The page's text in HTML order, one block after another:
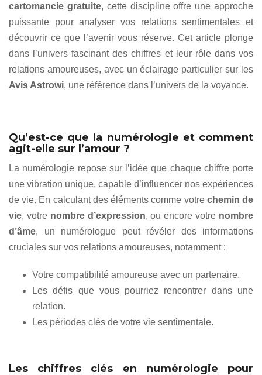
cartomancie gratuite, cette discipline offre une approche
puissante pour analyser vos relations sentimentales et
découvrir ce que l’avenir vous réserve. Cet article plonge
dans l’univers fascinant des chiffres et leur rôle dans vos
relations amoureuses, avec un éclairage particulier sur les
Avis Astrowi, une référence dans l’univers de la voyance.
Qu’est-ce que la numérologie et comment
agit-elle sur l’amour ?
La numérologie repose sur l’idée que chaque chiffre porte
une vibration unique, capable d’influencer nos expériences
de vie. En calculant des éléments comme votre chemin de
vie, votre nombre d’expression, ou encore votre nombre
d’âme, un numérologue peut révéler des informations
cruciales sur vos relations amoureuses, notamment :
Votre compatibilité amoureuse avec un partenaire.
Les défis que vous pourriez rencontrer dans une
relation.
Les périodes clés de votre vie sentimentale.
Les chiffres clés en numérologie pour